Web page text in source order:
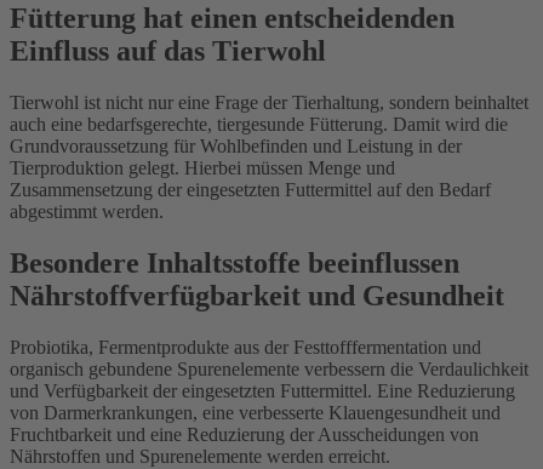
Fütterung hat einen entscheidenden
Einfluss auf das Tierwohl
Tierwohl ist nicht nur eine Frage der Tierhaltung, sondern beinhaltet
auch eine bedarfsgerechte, tiergesunde Fütterung. Damit wird die
Grundvoraussetzung für Wohlbefinden und Leistung in der
Tierproduktion gelegt. Hierbei müssen Menge und
Zusammensetzung der eingesetzten Futtermittel auf den Bedarf
abgestimmt werden.
Besondere Inhaltsstoffe beeinflussen
Nährstoffverfügbarkeit und Gesundheit
Probiotika, Fermentprodukte aus der Festtofffermentation und
organisch gebundene Spurenelemente verbessern die Verdaulichkeit
und Verfügbarkeit der eingesetzten Futtermittel. Eine Reduzierung
von Darmerkrankungen, eine verbesserte Klauengesundheit und
Fruchtbarkeit und eine Reduzierung der Ausscheidungen von
Nährstoffen und Spurenelemente werden erreicht.